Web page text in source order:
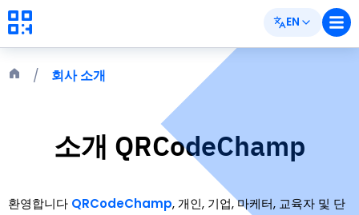
EN
회사 소개
소개 QRCodeChamp
환영합니다 QRCodeChamp, 개인, 기업, 마케터, 교육자 및 단